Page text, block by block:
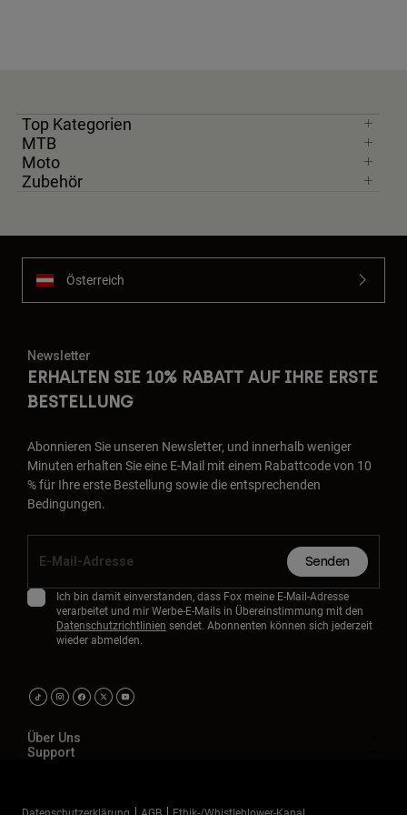
Top Kategorien
MTB
Moto
Zubehör
Österreich
Newsletter
ERHALTEN SIE 10% RABATT AUF IHRE ERSTE
BESTELLUNG
Abonnieren Sie unseren Newsletter, und innerhalb weniger
Minuten erhalten Sie eine E-Mail mit einem Rabattcode von 10
% für Ihre erste Bestellung sowie die entsprechenden
Bedingungen.
Senden
Ich bin damit einverstanden, dass Fox meine E-Mail-Adresse
verarbeitet und mir Werbe-E-Mails in Übereinstimmung mit den
Datenschutzrichtlinien sendet. Abonnenten können sich jederzeit
wieder abmelden.
Über Uns
Support